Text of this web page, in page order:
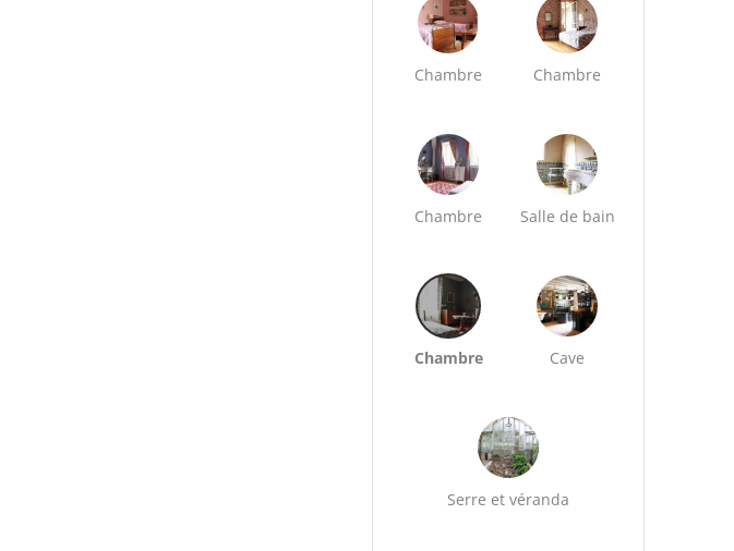
Chambre Chambre
Chambre Salle de bain
Chambre Cave
Serre et véranda